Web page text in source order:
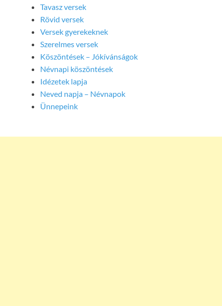
Tavasz versek
Rövid versek
Versek gyerekeknek
Szerelmes versek
Köszöntések – Jókívánságok
Névnapi köszöntések
Idézetek lapja
Neved napja – Névnapok
Ünnepeink